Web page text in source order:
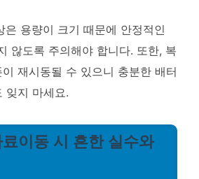
은 용량이 크기 때문에 안정적인
않도록 주의해야 합니다. 또한, 복
재시동될 수 있으니 충분한 배터
잊지 마세요.
이동 시 흔한 실수와